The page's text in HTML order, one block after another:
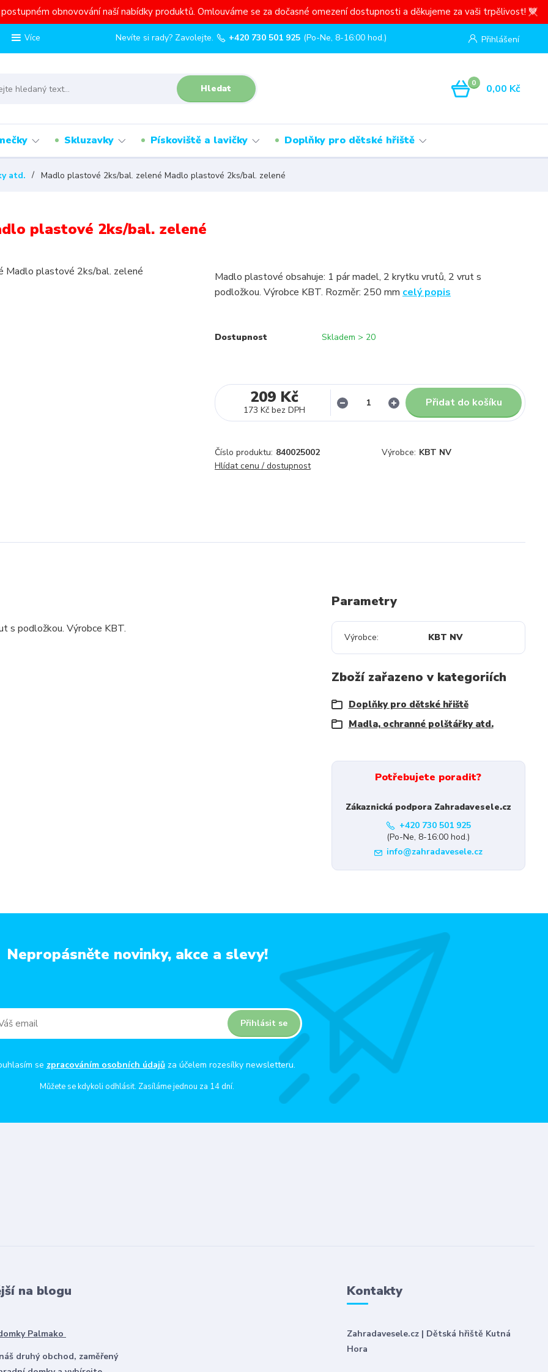
obnovování naší nabídky produktů. Omlouváme se za dočasné omezení dostupnosti a děkujeme za vaši trpělivost! 💙
Více Přihlášení
Hledat
Nevíte si rady? Zavolejte. +420 730 501 925 (Po-Ne, 8-16:00 hod.)
0 0,00 Kč
Skluzavky Pískoviště a lavičky Doplňky pro dětské hřiště
atd. Madlo plastové 2ks/bal. zelené Madlo plastové 2ks/bal. zelené
plastové 2ks/bal. zelené
Madlo plastové obsahuje: 1 pár madel, 2 krytku vrutů, 2 vrut s
podložkou. Výrobce KBT. Rozměr: 250 mm celý popis
Dostupnost Skladem > 20
209 Kč
173 Kč bez DPH
Přidat do košíku
Číslo produktu: 840025002 Výrobce: KBT NV
Hlídat cenu / dostupnost
s podložkou. Výrobce KBT.
Parametry
Výrobce KBT NV
Zboží zařazeno v kategoriích
Doplňky pro dětské hřiště
Madla, ochranné polštářky atd.
Potřebujete poradit?
Zákaznická podpora Zahradavesele.cz
+420 730 501 925
(Po-Ne, 8-16:00 hod.)
info@zahradavesele.cz
Nepropásněte novinky, akce a slevy!
Přihlásit se
se zpracováním osobních údajůza účelem rozesílky newsletteru.
Můžete se kdykoli odhlásit. Zasíláme jednou za 14 dní.
na blogu
Palmako
druhý obchod, zaměřený
Kontakty
Zahradavesele.cz | Dětská hřiště Kutná
Hora